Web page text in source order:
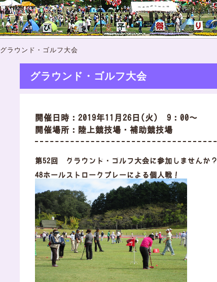
グラウンド・ゴルフ大会
グラウンド・ゴルフ大会
開催日時：2019年11月26日(火) 9：00～
開催場所：陸上競技場・補助競技場
第52回 グラウンド・ゴルフ大会に参加しませんか？
48ホールストロークプレーによる個人戦！